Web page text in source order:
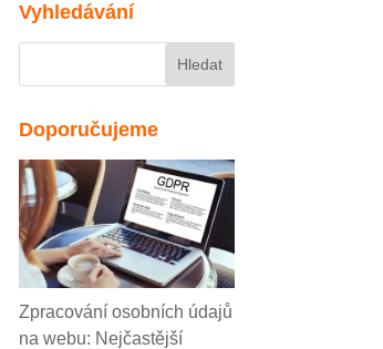
Vyhledávání
Doporučujeme
Zpracování osobních údajů
na webu: Nejčastější